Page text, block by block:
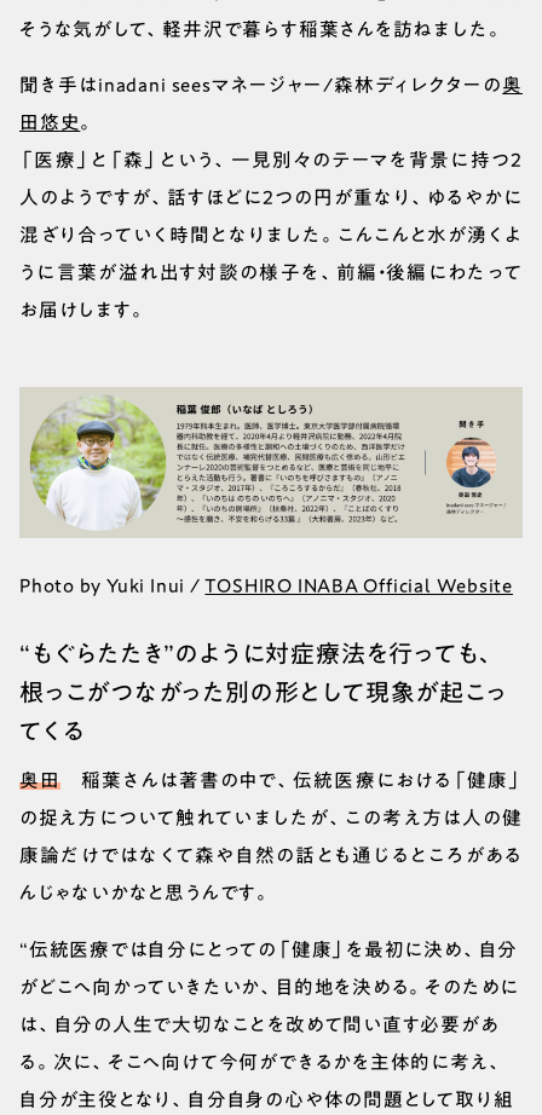
そうな気がして、軽井沢で暮らす稲葉さんを訪ねました。
聞き手はinadani seesマネージャー/森林ディレクターの奥
田悠史。
「医療」と「森」という、一見別々のテーマを背景に持つ2
人のようですが、話すほどに2つの円が重なり、ゆるやかに
混ざり合っていく時間となりました。こんこんと水が湧くよ
うに言葉が溢れ出す対談の様子を、前編・後編にわたって
お届けします。
Photo by Yuki Inui /TOSHIRO INABA Official Website
“もぐらたたき”のように対症療法を行っても、
根っこがつながった別の形として現象が起こっ
てくる
奥田 稲葉さんは著書の中で、伝統医療における「健康」
の捉え方について触れていましたが、この考え方は人の健
康論だけではなくて森や自然の話とも通じるところがある
んじゃないかなと思うんです。
“伝統医療では自分にとっての「健康」を最初に決め、自分
がどこへ向かっていきたいか、目的地を決める。そのために
は、自分の人生で大切なことを改めて問い直す必要があ
る。次に、そこへ向けて今何ができるかを主体的に考え、
自分が主役となり、自分自身の心や体の問題として取り組